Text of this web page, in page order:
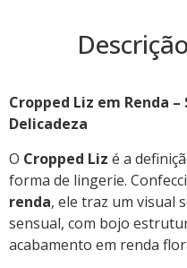
Cropped Liz em Renda
Delicadeza
O Cropped Liz é a
forma de lingerie.
renda, ele traz um visual
sensual, com bojo
acabamento em renda